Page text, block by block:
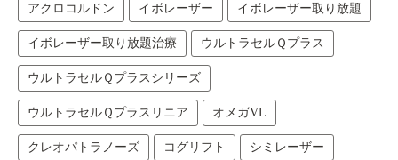
アクロコルドン イボレーザー イボレーザー取り放題
イボレーザー取り放題治療 ウルトラセルＱプラス
ウルトラセルＱプラスシリーズ
ウルトラセルＱプラスリニア オメガVL
クレオパトラノーズ コグリフト シミレーザー